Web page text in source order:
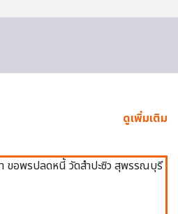
ดูเพิ่มเติม